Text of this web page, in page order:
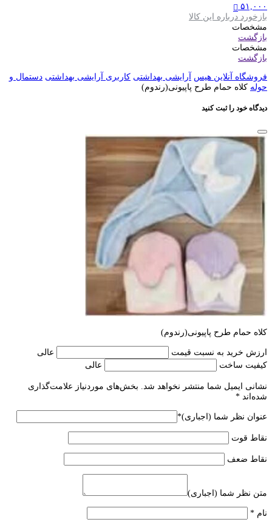
۵۱,۰۰۰
بازخورد درباره این کالا
مشخصات
بازگشت
مشخصات
بازگشت
فروشگاه آنلاین هیس آرایشی بهداشتی کاربری آرایشی بهداشتی دستمال و
حوله کلاه حمام طرح پاپیونی(رندوم)
دیدگاه خود را ثبت کنید
کلاه حمام طرح پاپیونی(رندوم)
ارزش خرید به نسبت قیمت
عالی
کیفیت ساخت
عالی
نشانی ایمیل شما منتشر نخواهد شد. بخش‌های موردنیاز علامت‌گذاری
شده‌اند *
عنوان نظر شما (اجباری)*
نقاط قوت
نقاط ضعف
متن نظر شما (اجباری)
نام *